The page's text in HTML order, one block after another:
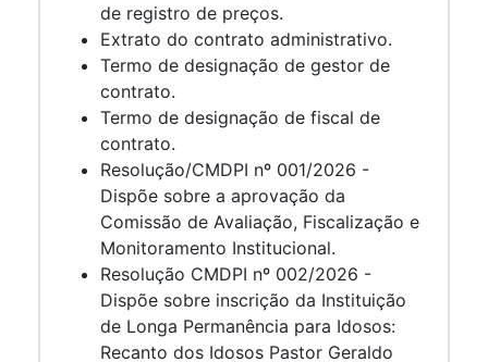
de registro de preços.
Extrato do contrato administrativo.
Termo de designação de gestor de
contrato.
Termo de designação de fiscal de
contrato.
Resolução/CMDPI nº 001/2026 -
Dispõe sobre a aprovação da
Comissão de Avaliação, Fiscalização e
Monitoramento Institucional.
Resolução CMDPI nº 002/2026 -
Dispõe sobre inscrição da Instituição
de Longa Permanência para Idosos:
Recanto dos Idosos Pastor Geraldo